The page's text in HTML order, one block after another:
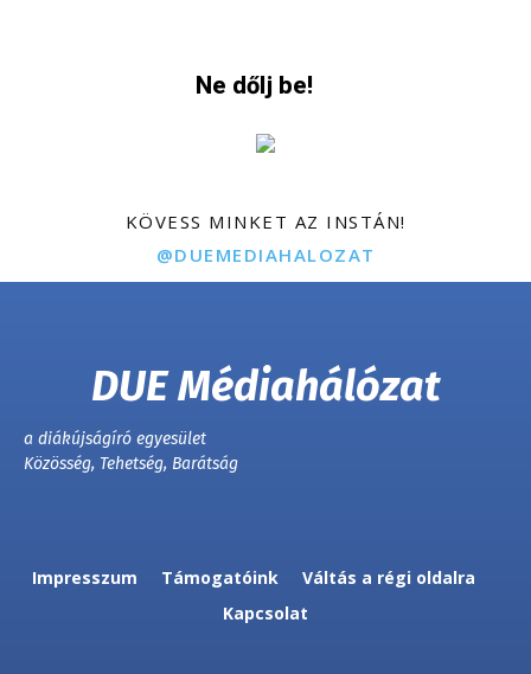
Ne dőlj be!
KÖVESS MINKET AZ INSTÁN!
@DUEMEDIAHALOZAT
DUE Médiahálózat
a diákújságíró egyesület
Közösség, Tehetség, Barátság
Impresszum Támogatóink
Váltás a régi oldalra
Kapcsolat